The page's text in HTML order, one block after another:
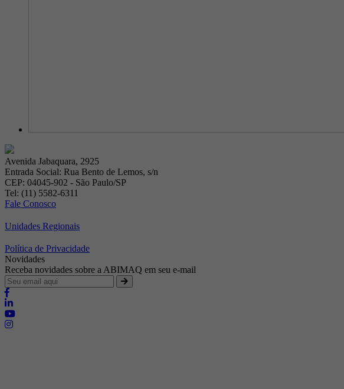
Avenida Jabaquara, 2925
Entrada Social: Rua Bento de Lemos, s/n
CEP: 04045-902 - São Paulo/SP
Tel: (11) 5582-6311
Fale Conosco
Unidades Regionais
Política de Privacidade
Novidades
Receba novidades sobre a ABIMAQ em seu e-mail